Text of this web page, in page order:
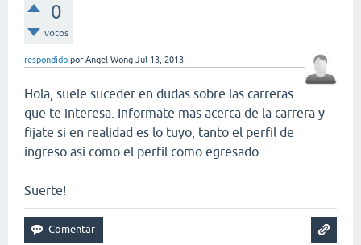
0
votos
respondido por Angel Wong Jul 13, 2013
Hola, suele suceder en dudas sobre las carreras
que te interesa. Informate mas acerca de la carrera y
fijate si en realidad es lo tuyo, tanto el perfil de
ingreso asi como el perfil como egresado.
Suerte!